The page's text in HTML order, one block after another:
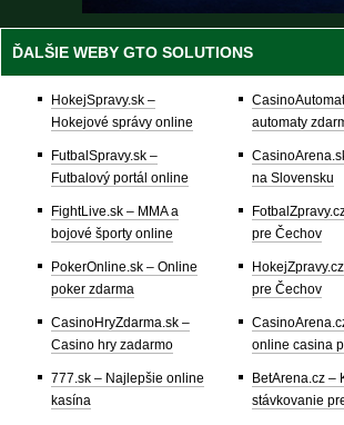
ĎALŠIE WEBY GTO SOLUTIONS
HokejSpravy.sk –
Hokejové správy online
FutbalSpravy.sk –
Futbalový portál online
FightLive.sk – MMA a
bojové športy online
PokerOnline.sk – Online
poker zdarma
CasinoHryZdarma.sk –
Casino hry zadarmo
777.sk – Najlepšie online
kasína
automaty
na Slovensku
pre Čechov
pre Čechov
online casina
BetArena.cz –
stávkovanie